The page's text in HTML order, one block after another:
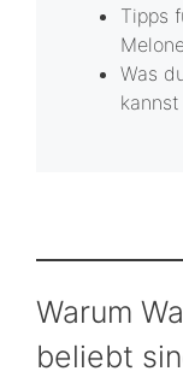
Tipps
Was
kannst
Warum
beliebt